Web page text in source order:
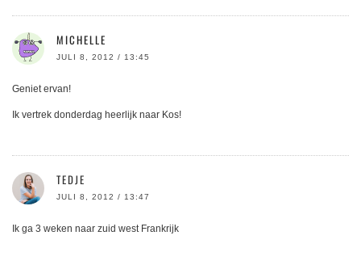
MICHELLE
JULI 8, 2012 / 13:45
Geniet ervan!
Ik vertrek donderdag heerlijk naar Kos!
TEDJE
JULI 8, 2012 / 13:47
Ik ga 3 weken naar zuid west Frankrijk